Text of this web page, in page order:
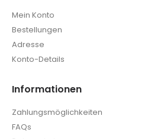
Mein Konto
Bestellungen
Adresse
Konto-Details
Informationen
Zahlungsmöglichkeiten
FAQs